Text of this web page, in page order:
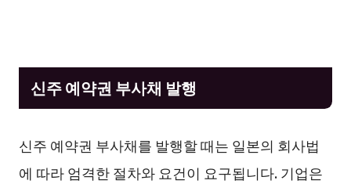
신주 예약권 부사채 발행
신주 예약권 부사채를 발행할 때는 일본의 회사법
에 따라 엄격한 절차와 요건이 요구됩니다. 기업은